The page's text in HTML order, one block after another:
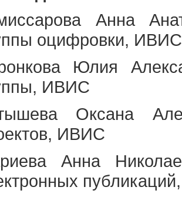
Анна
оцифровки, ИВИС
Юлия
ИВИС
Оксана
ИВИС
Анна